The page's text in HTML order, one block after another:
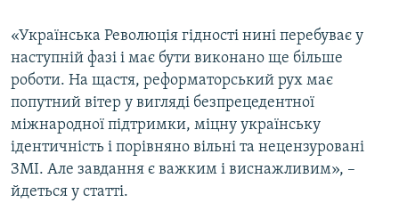
«Українська Революція гідності нині перебуває у
наступній фазі і має бути виконано ще більше
роботи. На щастя, реформаторський рух має
попутний вітер у вигляді безпрецедентної
міжнародної підтримки, міцну українську
ідентичність і порівняно вільні та нецензуровані
ЗМІ. Але завдання є важким і виснажливим», –
йдеться у статті.